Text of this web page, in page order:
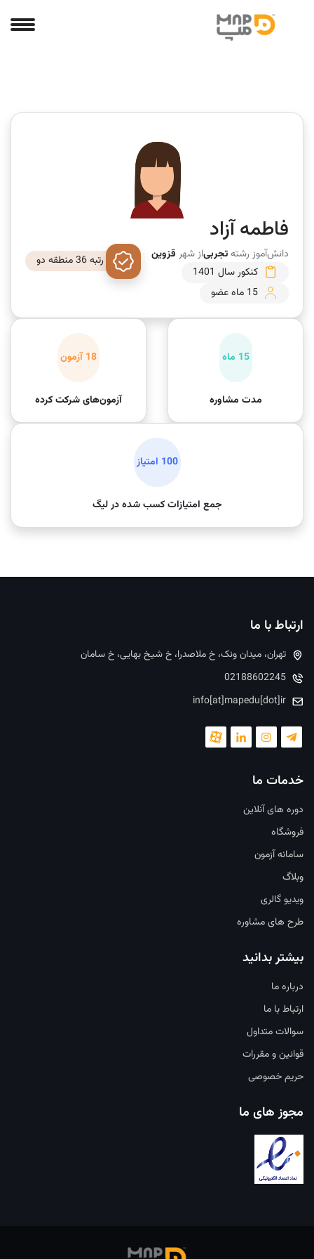
فاطمه آزاد
دانش‌آموز رشتهتجربیاز شهر قزوین
کنکور سال 1401
15 ماه عضو
رتبه 36 منطقه دو
15 ماه
مدت مشاوره
18 آزمون
آزمون‌های شرکت کرده
100 امتیاز
جمع امتیازات کسب شده در لیگ
ارتباط با ما
تهران، میدان ونک، خ ملاصدرا، خ شیخ بهایی، خ سامان
02188602245
info[at]mapedu[dot]ir
خدمات ما
دوره های آنلاین
فروشگاه
سامانه آزمون
وبلاگ
ویدیو گالری
طرح های مشاوره
بیشتر بدانید
درباره ما
ارتباط با ما
سوالات متداول
قوانین و مقررات
حریم خصوصی
مجوز های ما